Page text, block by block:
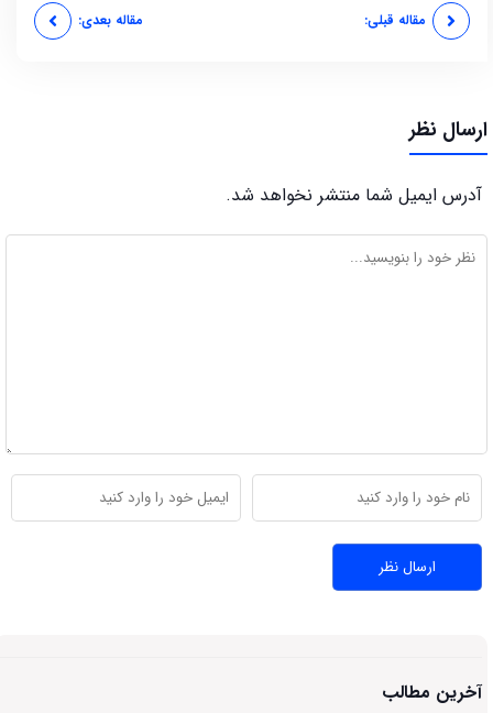
آخرین مطالب
مقاله قبلی: مقاله بعدی:
ارسال نظر
آدرس ایمیل شما منتشر نخواهد شد.